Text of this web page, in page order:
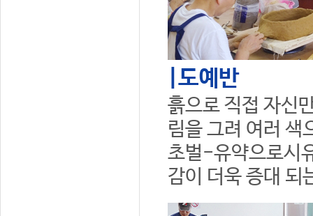
|도예반
흙으로 직접 자신
림을 그려 여러 색
초벌-유약으로시
감이 더욱 증대 되